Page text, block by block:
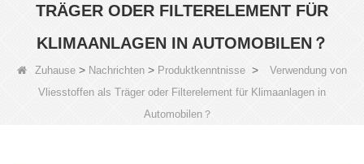
TRÄGER ODER FILTERELEMENT FÜR
KLIMAANLAGEN IN AUTOMOBILEN？
Zuhause > Nachrichten > Produktkenntnisse >
Verwendung von
Vliesstoffen als Träger oder Filterelement für Klimaanlagen in
Automobilen？